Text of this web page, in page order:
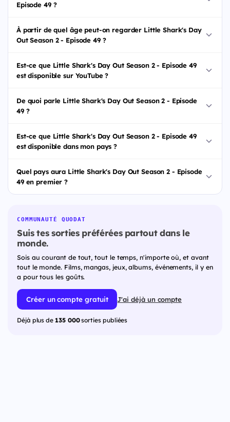
Episode 49 ?
À partir de quel âge peut-on regarder Little Shark's Day
Out Season 2 - Episode 49 ?
Est-ce que Little Shark's Day Out Season 2 - Episode 49
est disponible sur YouTube ?
De quoi parle Little Shark's Day Out Season 2 - Episode
49 ?
Est-ce que Little Shark's Day Out Season 2 - Episode 49
est disponible dans mon pays ?
Quel pays aura Little Shark's Day Out Season 2 - Episode
49 en premier ?
COMMUNAUTÉ QUODAT
Suis tes sorties préférées partout dans le
monde.
Sois au courant de tout, tout le temps, n'importe où, et avant
tout le monde. Films, mangas, jeux, albums, événements, il y en
a pour tous les goûts.
Créer un compte gratuit J'ai déjà un compte
Déjà plus de 135 000sorties publiées